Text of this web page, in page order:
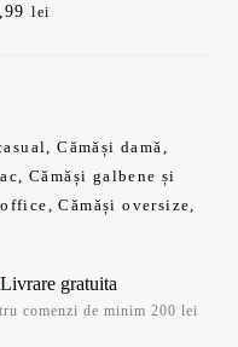
lei
,Cămăși damă,
,Cămăși galbene și
,Cămăși oversize,
Livrare gratuita
comenzi de minim 200 lei